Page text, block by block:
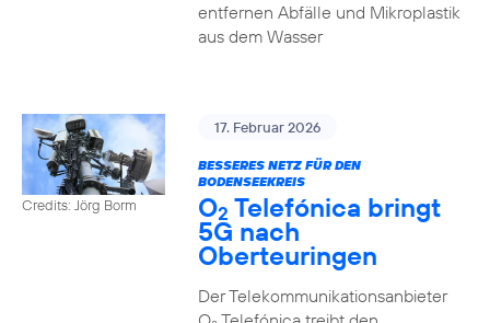
entfernen Abfälle und Mikroplastik
aus dem Wasser
Credits: Jörg Borm
17. Februar 2026
BESSERES NETZ FÜR DEN
BODENSEEKREIS
O2 Telefónica bringt
5G nach
Oberteuringen
Der Telekommunikationsanbieter